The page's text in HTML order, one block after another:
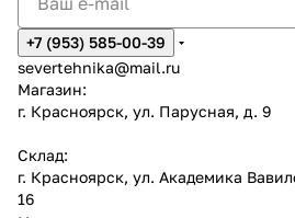
+7 (953) 585-00-39
severtehnika@mail.ru
Магазин:
г. Красноярск, ул. Парусная, д. 9
Склад:
г. Красноярск, ул. Академика
16